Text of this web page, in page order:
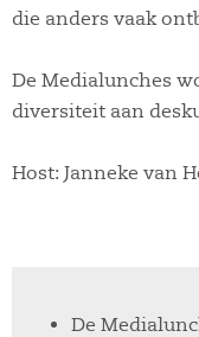
die anders vaak
De Medialunches
diversiteit aan
Host: Janneke van
De